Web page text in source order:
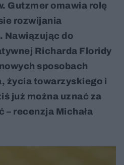
Gutzmer omawia rolę
rozwijania
Nawiązując do
Richarda Floridy
sposobach
życia towarzyskiego i
już można uznać za
– recenzja Michała